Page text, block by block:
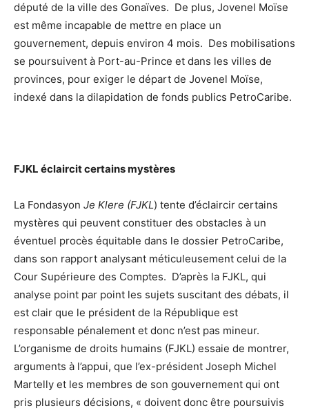
député de la ville des Gonaïves. De plus, Jovenel Moïse
est même incapable de mettre en place un
gouvernement, depuis environ 4 mois. Des mobilisations
se poursuivent à Port-au-Prince et dans les villes de
provinces, pour exiger le départ de Jovenel Moïse,
indexé dans la dilapidation de fonds publics PetroCaribe.
FJKL éclaircit certains mystères
La Fondasyon Je Klere (FJKL) tente d’éclaircir certains
mystères qui peuvent constituer des obstacles à un
éventuel procès équitable dans le dossier PetroCaribe,
dans son rapport analysant méticuleusement celui de la
Cour Supérieure des Comptes. D’après la FJKL, qui
analyse point par point les sujets suscitant des débats, il
est clair que le président de la République est
responsable pénalement et donc n’est pas mineur.
L’organisme de droits humains (FJKL) essaie de montrer,
arguments à l’appui, que l’ex-président Joseph Michel
Martelly et les membres de son gouvernement qui ont
pris plusieurs décisions, « doivent donc être poursuivis